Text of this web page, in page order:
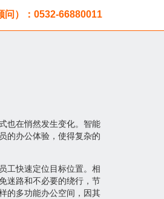
问）：0532-66880011
也在悄然发生变化。智能
的办公体验，使得复杂的
工快速定位目标位置。相
迷路和不必要的绕行，节
的多功能办公空间，因其